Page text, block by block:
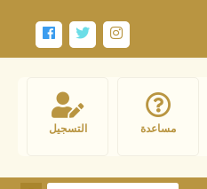
التسجيل مساعدة